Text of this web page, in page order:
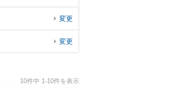
変更
変更
10件中 1-10件を表示